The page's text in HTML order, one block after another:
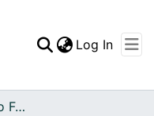
Log In
Archivo del Patrimonio Fotográfico y Fílmico del Valle del Cauca